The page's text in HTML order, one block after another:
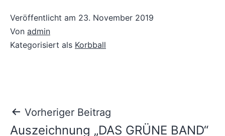
Veröffentlicht am 23. November 2019
Von admin
Kategorisiert als Korbball
Beitragsnavigation
Vorheriger Beitrag
Auszeichnung „DAS GRÜNE BAND“